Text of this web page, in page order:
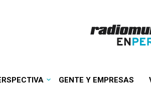
GENTE Y EMPRESAS